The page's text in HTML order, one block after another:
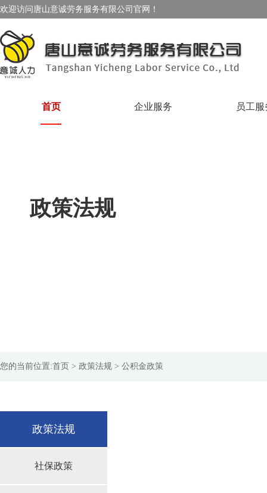
欢迎访问唐山意诚劳务服务有限公司官网！
首页 企业服务 员工服
政策法规
您的当前位置:首页 > 政策法规 > 公积金政策
政策法规
社保政策